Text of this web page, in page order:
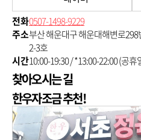
전화0507-1498-9229
주소부산 해운대구 해운대해변로
2-3호
시간10:00-19:30 / *13:00-22:00 (공휴
찾아오시는 길
250m
한우자조금 추천!